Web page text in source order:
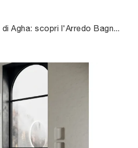
Box doccia Outline di Agha: scopri l'Arredo Bagno in vetro moderno e arreda il tuo bagno.